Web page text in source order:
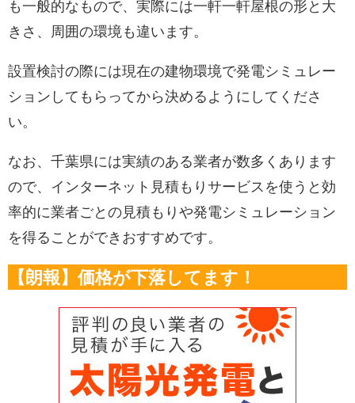
も一般的なもので、実際には一軒一軒屋根の形と大
きさ、周囲の環境も違います。
設置検討の際には現在の建物環境で発電シミュレー
ションしてもらってから決めるようにしてくださ
い。
なお、千葉県には実績のある業者が数多くあります
ので、インターネット見積もりサービスを使うと効
率的に業者ごとの見積もりや発電シミュレーション
を得ることができおすすめです。
【朗報】価格が下落してます！